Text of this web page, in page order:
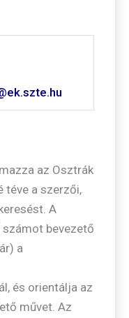
az Osztrák
téve a szerzői,
A
számot bevezető
a
és orientálja az
művet. Az